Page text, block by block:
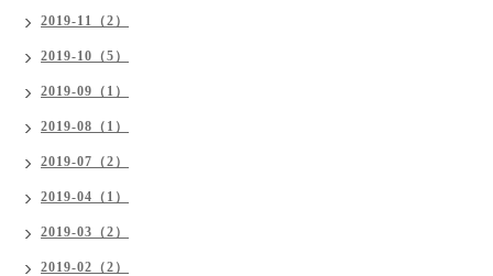
2019-11（2）
2019-10（5）
2019-09（1）
2019-08（1）
2019-07（2）
2019-04（1）
2019-03（2）
2019-02（2）